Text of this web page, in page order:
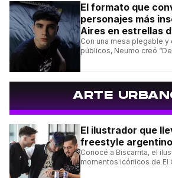
El formato que
personajes más
Aires en estrellas
Con una mesa plegable
públicos, Neumo creó
ARTE
El ilustrador que
freestyle
Conocé a Biscarrita, el
momentos icónicos de El